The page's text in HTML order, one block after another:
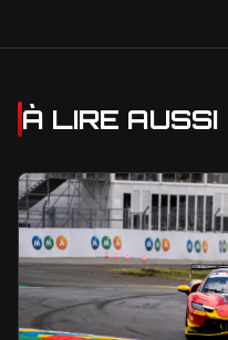
À LIRE AUSSI